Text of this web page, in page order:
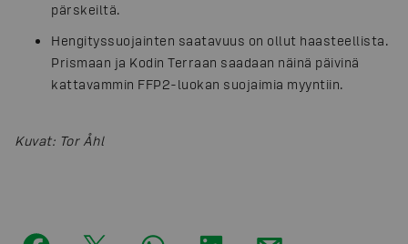
pärskeiltä.
Hengityssuojainten saatavuus on ollut haasteellista.
Prismaan ja Kodin Terraan saadaan näinä päivinä
kattavammin FFP2-luokan suojaimia myyntiin.
Kuvat: Tor Åhl